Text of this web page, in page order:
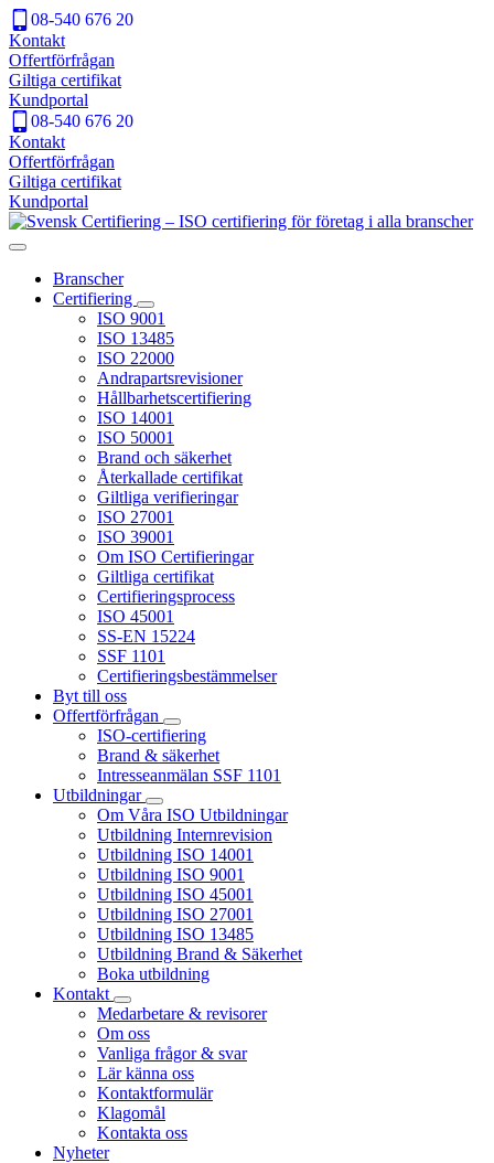
08-540 676 20
Kontakt
Offertförfrågan
Giltiga certifikat
Kundportal
08-540 676 20
Kontakt
Offertförfrågan
Giltiga certifikat
Kundportal
Branscher
Certifiering
ISO 9001
ISO 13485
ISO 22000
Andrapartsrevisioner
Hållbarhetscertifiering
ISO 14001
ISO 50001
Brand och säkerhet
Återkallade certifikat
Giltliga verifieringar
ISO 27001
ISO 39001
Om ISO Certifieringar
Giltliga certifikat
Certifieringsprocess
ISO 45001
SS-EN 15224
SSF 1101
Certifieringsbestämmelser
Byt till oss
Offertförfrågan
ISO-certifiering
Brand & säkerhet
Intresseanmälan SSF 1101
Utbildningar
Om Våra ISO Utbildningar
Utbildning Internrevision
Utbildning ISO 14001
Utbildning ISO 9001
Utbildning ISO 45001
Utbildning ISO 27001
Utbildning ISO 13485
Utbildning Brand & Säkerhet
Boka utbildning
Kontakt
Medarbetare & revisorer
Om oss
Vanliga frågor & svar
Lär känna oss
Kontaktformulär
Klagomål
Kontakta oss
Nyheter